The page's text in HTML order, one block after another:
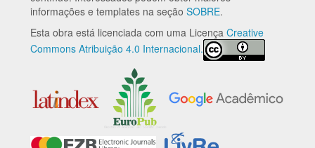
informações e templates na seção SOBRE.
Esta obra está licenciada com uma Licença Creative
Commons Atribuição 4.0 Internacional.